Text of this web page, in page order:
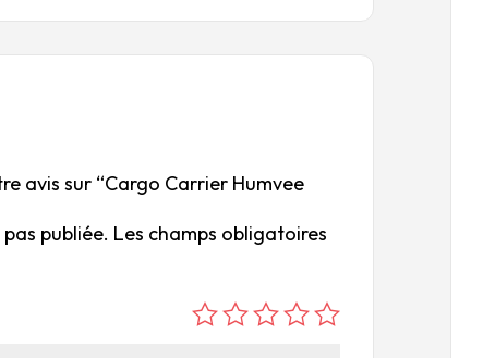
avis sur “Cargo Carrier Humvee
publiée. Les champs obligatoires